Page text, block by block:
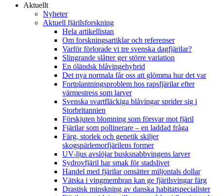
Aktuellt
Nyheter
Aktuell fjärilsforskning
Hela artikellistan
Om forskningsartiklar och referenser
Varför förlorade vi tre svenska dagfjärilar?
Slingrande slåtter ger större variation
En öländsk blåvingehybrid
Det nya normala får oss att glömma hur det var
Fortplantningsproblem hos rapsfjärilar efter
värmestress som larver
Svenska svartfläckiga blåvingar sprider sig i
Storbritannien
Förskjuten blomning som försvar mot fjäril
Fjärilar som pollinerare – en laddad fråga
Färg, storlek och genetik skiljer
skogspärlemorfjärilens former
UV-ljus avslöjar busksnabbvingens larver
Sydrovfjäril har smak för stadslivet
Handel med fjärilar omsätter miljontals dollar
Vätska i vingmembran kan ge fjärilsvingar färg
Drastisk minskning av danska habitatspecialister